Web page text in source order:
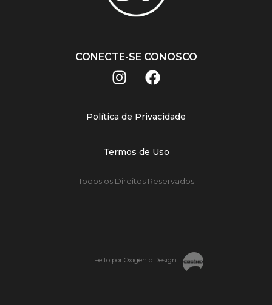
CONECTE-SE CONOSCO
Política de Privacidade
Termos de Uso
Todos os Direitos Reservados
Feito por Oxigênio Design